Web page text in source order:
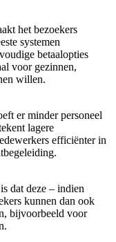
het bezoekers
systemen
betaalopties
voor gezinnen,
willen.
er minder personeel
lagere
efficiënter in
dat deze – indien
kunnen dan ook
bijvoorbeeld voor